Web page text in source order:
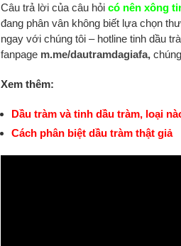
Câu trả lời của câu hỏi có nên xông
đang phân vân không biết lựa chọn
ngay với chúng tôi – hotline tinh dầu
fanpage m.me/dautramdagiafa,
Xem thêm:
Dầu tràm và tinh dầu tràm, loại
Cách phân biệt dầu tràm thật giả